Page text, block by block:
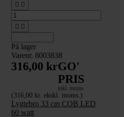
 
 
På lager
Varenr. 8003838
316,00 krGO'
PRIS
inkl. moms
(316,00 kr. ekskl. moms.)
Lygtebro 33 cm COB LED
60 watt